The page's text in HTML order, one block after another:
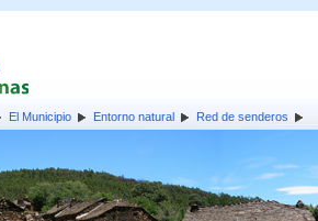
El Municipio Entorno natural Red de senderos